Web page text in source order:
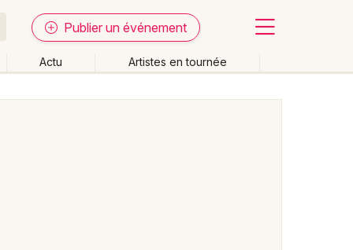
Publier un événement
Actu Artistes en tournée